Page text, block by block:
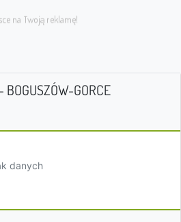
BOGUSZÓW-GORCE
danych